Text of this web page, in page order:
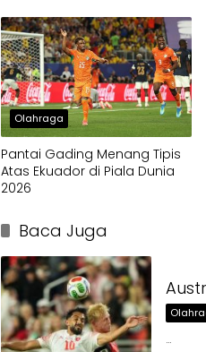
Olahraga
Pantai Gading Menang Tipis
Atas Ekuador di Piala Dunia
2026
Baca Juga
…